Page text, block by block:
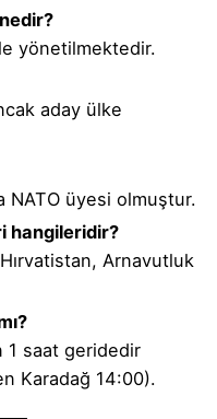
yönetilmektedir.
aday ülke
NATO üyesi olmuştur.
hangileridir?
Arnavutluk
1 saat geridedir
Karadağ 14:00).